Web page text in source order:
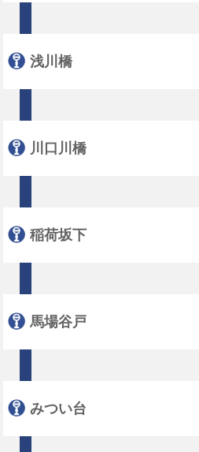
浅川橋
川口川橋
稲荷坂下
馬場谷戸
みつい台